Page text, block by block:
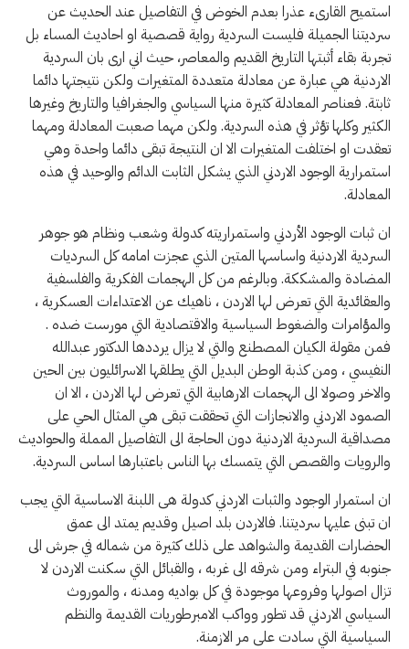
استميح القارىء عذرا بعدم الخوض في التفاصيل عند الحديث عن
سرديتنا الجميلة فليست السردية رواية قصصية او احاديث المساء بل
تجربة بقاء أثبتها التاريخ القديم والمعاصر، حيث اني ارى بان السردية
الاردنية هي عبارة عن معادلة متعددة المتغيرات ولكن نتيجتها دائما
ثابتة. فعناصر المعادلة كثيرة منها السياسي والجغرافيا والتاريخ وغيرها
الكثير وكلها تؤثر في هذه السردية. ولكن مهما صعبت المعادلة ومهما
تعقدت او اختلفت المتغيرات الا ان النتيجة تبقى دائما واحدة وهي
استمرارية الوجود الاردني الذي يشكل الثابت الدائم والوحيد في هذه
المعادلة.
ان ثبات الوجود الأردني واستمراريته كدولة وشعب ونظام هو جوهر
السردية الاردنية واساسها المتين الذي عجزت امامه كل السرديات
المضادة والمشككة. وبالرغم من كل الهجمات الفكرية والفلسفية
والعقائدية التي تعرض لها الاردن ، ناهيك عن الاعتداءات العسكرية ،
والمؤامرات والضغوط السياسية والاقتصادية التي مورست ضده .
فمن مقولة الكيان المصطنع والتي لا يزال يرددها الدكتور عبدالله
النفيسي ، ومن كذبة الوطن البديل التي يطلقها الاسرائليون بين الحين
والاخر وصولا الى الهجمات الارهابية التي تعرض لها الاردن ، الا ان
الصمود الاردني والانجازات التي تحققت تبقى هي المثال الحي على
مصداقية السردية الاردنية دون الحاجة الى التفاصيل المملة والحواديث
والرويات والقصص التي يتمسك بها الناس باعتبارها اساس السردية.
ان استمرار الوجود والثبات الاردني كدولة هى اللبنة الاساسية التي يجب
ان تبنى عليها سرديتنا. فالاردن بلد اصيل وقديم يمتد الى عمق
الحضارات القديمة والشواهد على ذلك كثيرة من شماله في جرش الى
جنوبه في البتراء ومن شرقه الى غربه ، والقبائل التي سكنت الاردن لا
تزال اصولها وفروعها موجودة في كل بواديه ومدنه ، والموروث
السياسي الاردني قد تطور وواكب الامبرطوريات القديمة والنظم
السياسية التي سادت على مر الازمنة.